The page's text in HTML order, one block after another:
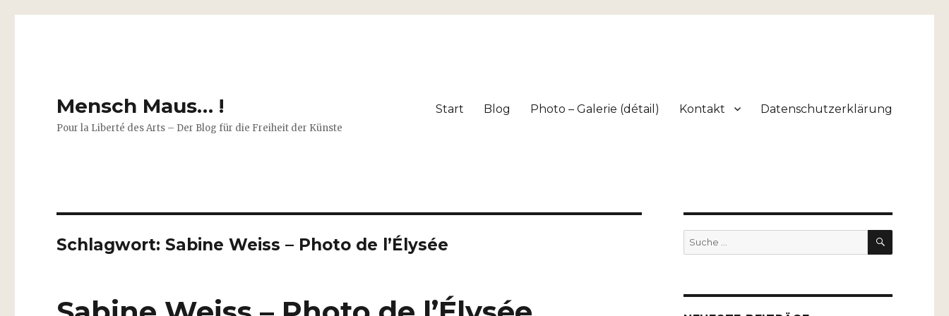
Mensch Maus… !
Pour la Liberté des Arts – Der Blog für die Freiheit der Künste
Start Blog Photo – Galerie (détail) Kontakt Datenschutzerklärung
Schlagwort: Sabine Weiss – Photo de l’Élysée
Suche
nach:
SUCHEN